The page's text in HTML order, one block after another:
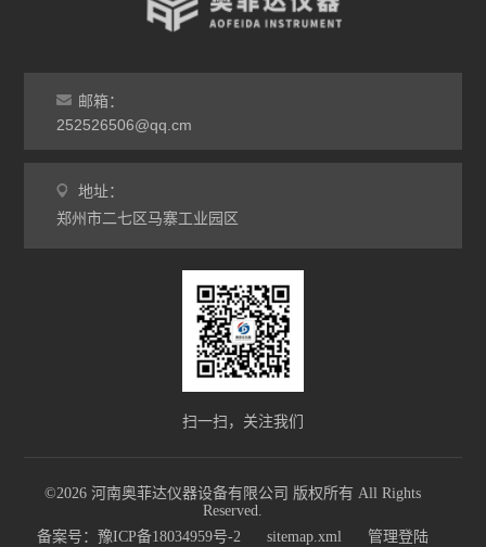
邮箱：
252526506@qq.cm
地址：
郑州市二七区马寨工业园区
扫一扫，关注我们
©2026 河南奥菲达仪器设备有限公司 版权所有 All Rights
Reserved.
备案号：豫ICP备18034959号-2
sitemap.xml 管理登陆